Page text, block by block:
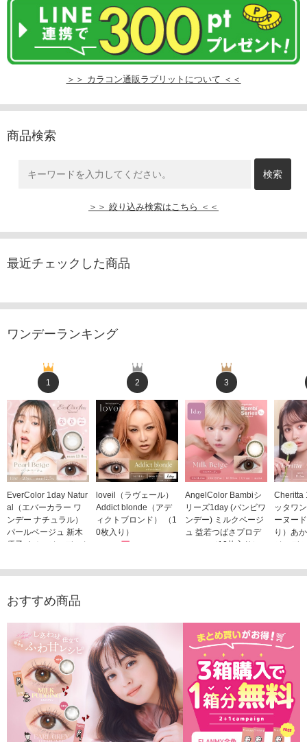
＞＞ カラコン通販ラブリットについて ＜＜
商品検索
＞＞ 絞り込み検索はこちら ＜＜
最近チェックした商品
ワンデーランキング
1
EverColor 1day Natur
al（エバーカラー ワ
ンデー ナチュラル）
パールベージュ 新木
優子イメージモデルカ
2,598円(税込)
2
loveil（ラヴェール）
Addict blonde（アデ
ィクトブロンド） （1
0枚入り）
1,760円
3
AngelColor Bambiシ
リーズ1day (バンビワ
ンデー) ミルクベージ
ュ 益若つばさプロデ
ュース（10枚入り）
Cheritta
ッタワ
ーヌー
り）あ
ジモデル
おすすめ商品